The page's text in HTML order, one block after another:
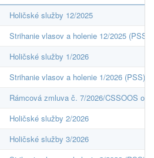
Holičské služby 12/2025
Strihanie vlasov a holenie 12/2025 (PSS)
Holičské služby 1/2026
Strihanie vlasov a holenie 1/2026 (PSS)
Rámcová zmluva č. 7/2026/CSSOOS o
Holičské služby 2/2026
Holičské služby 3/2026